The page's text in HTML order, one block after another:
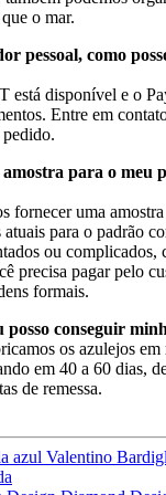
o mar.
pessoal, como
está disponível e o
Entre em
pedido.
amostra para o meu
fornecer uma amostra
para o padrão
ou complicados,
precisa pagar pelo
formais.
posso conseguir
os azulejos em
em 40 a 60 dias,
de remessa.
azul Valentino